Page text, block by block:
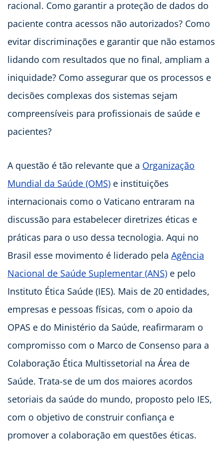
racional. Como garantir a proteção de dados do
paciente contra acessos não autorizados? Como
evitar discriminações e garantir que não estamos
lidando com resultados que no final, ampliam a
iniquidade? Como assegurar que os processos e
decisões complexas dos sistemas sejam
compreensíveis para profissionais de saúde e
pacientes?
A questão é tão relevante que a Organização
Mundial da Saúde (OMS) e instituições
internacionais como o Vaticano entraram na
discussão para estabelecer diretrizes éticas e
práticas para o uso dessa tecnologia. Aqui no
Brasil esse movimento é liderado pela Agência
Nacional de Saúde Suplementar (ANS) e pelo
Instituto Ética Saúde (IES). Mais de 20 entidades,
empresas e pessoas físicas, com o apoio da
OPAS e do Ministério da Saúde, reafirmaram o
compromisso com o Marco de Consenso para a
Colaboração Ética Multissetorial na Área de
Saúde. Trata-se de um dos maiores acordos
setoriais da saúde do mundo, proposto pelo IES,
com o objetivo de construir confiança e
promover a colaboração em questões éticas.